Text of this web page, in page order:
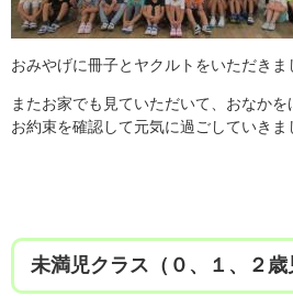
おみやげに冊子とヤクルトをいただきま
またお家でも見ていただいて、おなか
お約束を確認して元気に過ごしていきま
未満児クラス（０、１、２歳